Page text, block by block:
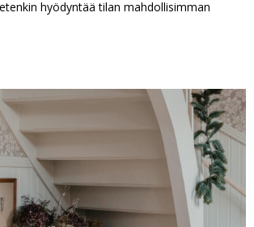
hyödyntää tilan mahdollisimman